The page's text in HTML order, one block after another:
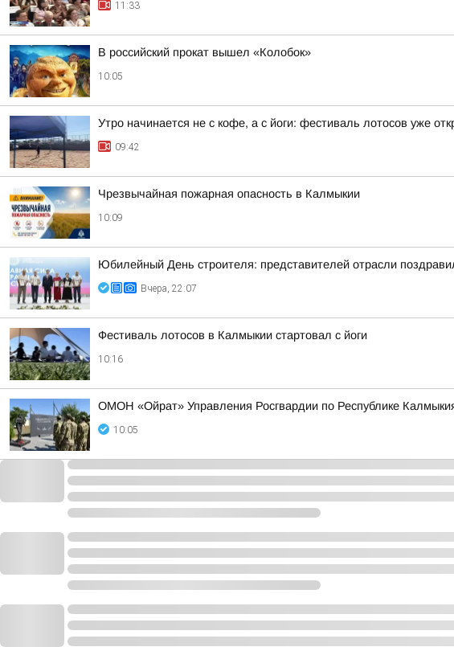
11:33
В российский прокат вышел «Колобок»
10:05
Утро начинается не с кофе, а с йоги: фестиваль лотосов уже
09:42
Чрезвычайная пожарная опасность в Калмыкии
10:09
Юбилейный День строителя: представителей отрасли
Вчера, 22:07
Фестиваль лотосов в Калмыкии стартовал с йоги
10:16
ОМОН «Ойрат» Управления Росгвардии по Республике
10:05